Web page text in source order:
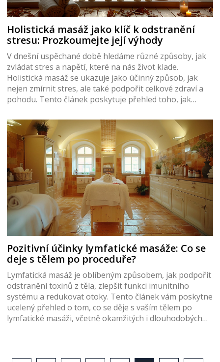
Holistická masáž jako klíč k odstranění
stresu: Prozkoumejte její výhody
V dnešní uspěchané době hledáme různé způsoby, jak
zvládat stres a napětí, které na nás život klade.
Holistická masáž se ukazuje jako účinný způsob, jak
nejen zmírnit stres, ale také podpořit celkové zdraví a
pohodu. Tento článek poskytuje přehled toho, jak
začlenit do svého života jako pravidelnou součást péče
o sebe.
Pozitivní účinky lymfatické masáže: Co se
deje s tělem po proceduře?
Lymfatická masáž je oblíbeným způsobem, jak podpořit
odstranění toxinů z těla, zlepšit funkci imunitního
systému a redukovat otoky. Tento článek vám poskytne
ucelený přehled o tom, co se děje s vaším tělem po
lymfatické masáži, včetně okamžitých i dlouhodobých